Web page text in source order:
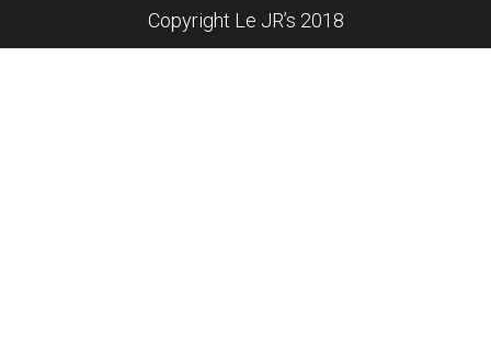
Copyright Le JR’s 2018